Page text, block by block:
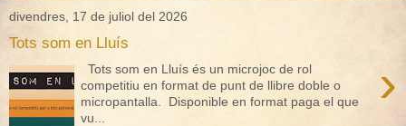
divendres, 17 de juliol del 2026
Tots som en Lluís
›
Tots som en Lluís és un microjoc de rol
competitiu en format de punt de llibre doble o
micropantalla. Disponible en format paga el que
vu...